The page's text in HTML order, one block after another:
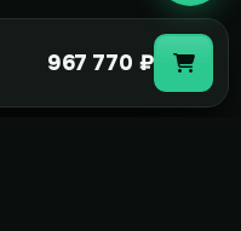
967 770 ₽